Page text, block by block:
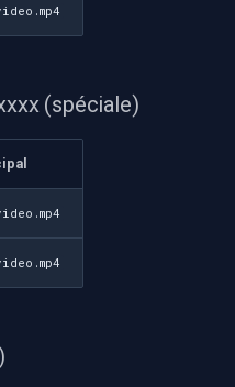
(spéciale)